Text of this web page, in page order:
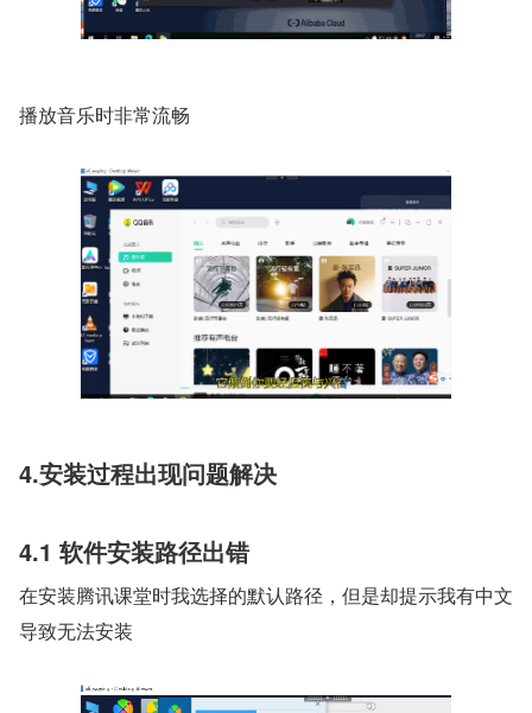
播放音乐时非常流畅
4.安装过程出现问题解决
4.1 软件安装路径出错
在安装腾讯课堂时我选择的默认路径，但是却提示我有中文
导致无法安装